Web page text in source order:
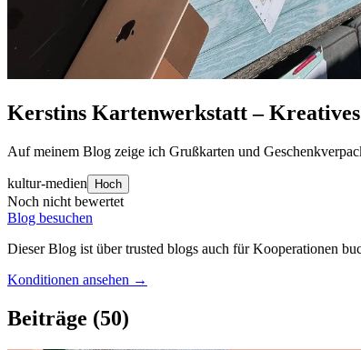
Kerstins Kartenwerkstatt –
Auf meinem Blog zeige ich Grußkarten und
kultur-medien Hoch
Noch nicht bewertet
Blog besuchen
Dieser Blog ist über trusted blogs auch für Kooperationen
Konditionen ansehen →
Beiträge (50)